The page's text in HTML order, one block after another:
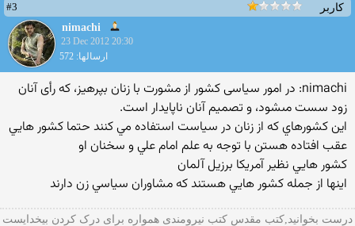
کاربر
#3
nimachi
23 Dec 2012 20:30
ارسالها: 572
nimachi: در امور سياسى كشور از مشورت با زنان بپرهيز، كه رأى آنان
زود سست مى‏شود، و تصميم آنان ناپايدار است.
اين كشورهاي كه از زنان در سياست استفاده مي كنند حتما كشور هايي
عقب افتاده هستن با توجه به علم امام علي و سخنان او
كشور هايي نظير آمريكا برزيل آلمان
اينها از جمله كشور هايي هستند كه مشاوران سياسي زن دارند
درست بخوانید,کتب مقدس کتب نیرومندی همواره برای درک کردن بیخدایست